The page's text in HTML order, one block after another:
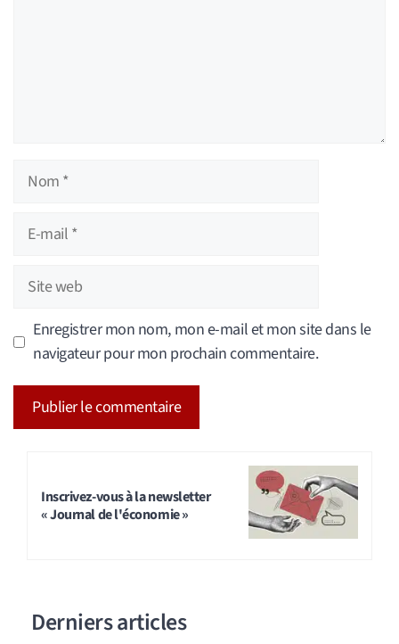
Nom
Site
Enregistrer mon nom, mon e-mail et mon site dans le
navigateur pour mon prochain commentaire.
Inscrivez-vous à la newsletter
« Journal de l'économie »
Derniers articles